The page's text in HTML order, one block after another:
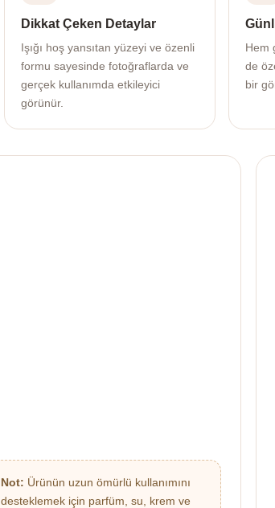
Dikkat Çeken Detaylar
Işığı hoş yansıtan yüzeyi ve özenli
formu sayesinde fotoğraflarda ve
gerçek kullanımda etkileyici
görünür.
Hem
de
bir
Not: Ürünün uzun ömürlü kullanımını
desteklemek için parfüm, su, krem ve